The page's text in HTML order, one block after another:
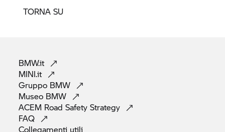
TORNA SU
BMW.it
MINI.it
Gruppo BMW
Museo BMW
ACEM Road SafetyStrategy
FAQ
Collegamenti utili